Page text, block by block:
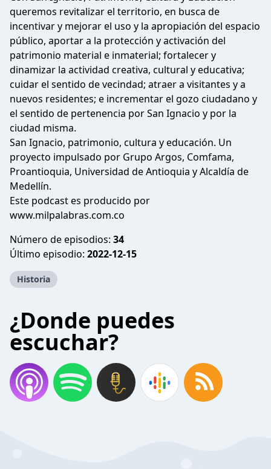
queremos revitalizar el territorio, en busca de
incentivar y mejorar el uso y la apropiación del espacio
público, aportar a la protección y activación del
patrimonio material e inmaterial; fortalecer y
dinamizar la actividad creativa, cultural y educativa;
cuidar el sentido de vecindad; atraer a visitantes y a
nuevos residentes; e incrementar el gozo ciudadano y
el sentido de pertenencia por San Ignacio y por la
ciudad misma.
San Ignacio, patrimonio, cultura y educación. Un
proyecto impulsado por Grupo Argos, Comfama,
Proantioquia, Universidad de Antioquia y Alcaldía de
Medellín.
Este podcast es producido por
www.milpalabras.com.co
Número de episodios: 34
Último episodio: 2022-12-15
Historia
¿Donde puedes
escuchar?